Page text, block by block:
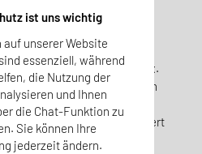
bestimmter
Freigabe (vgl. Artikel 14,
für das Produkt.
gungen, sondern
und besondere
vom Händler
dokumentiert
ist uns wichtig
unserer Website
essenziell, während
die Nutzung der
und Ihnen
die Chat-Funktion zu
Sie können Ihre
jederzeit ändern.